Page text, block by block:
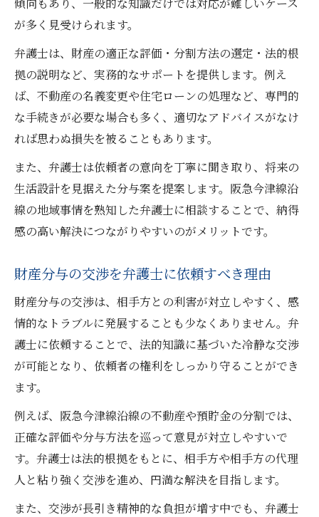
が多く見受けられます。
弁護士は、財産の適正な評価・分割方法の選定・法的根
拠の説明など、実務的なサポートを提供します。例え
ば、不動産の名義変更や住宅ローンの処理など、専門的
な手続きが必要な場合も多く、適切なアドバイスがなけ
れば思わぬ損失を被ることもあります。
また、弁護士は依頼者の意向を丁寧に聞き取り、将来の
生活設計を見据えた分与案を提案します。阪急今津線沿
線の地域事情を熟知した弁護士に相談することで、納得
感の高い解決につながりやすいのがメリットです。
財産分与の交渉を弁護士に依頼すべき理由
財産分与の交渉は、相手方との利害が対立しやすく、感
情的なトラブルに発展することも少なくありません。弁
護士に依頼することで、法的知識に基づいた冷静な交渉
が可能となり、依頼者の権利をしっかり守ることができ
ます。
例えば、阪急今津線沿線の不動産や預貯金の分割では、
正確な評価や分与方法を巡って意見が対立しやすいで
す。弁護士は法的根拠をもとに、相手方や相手方の代理
人と粘り強く交渉を進め、円満な解決を目指します。
また、交渉が長引き精神的な負担が増す中でも、弁護士